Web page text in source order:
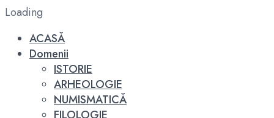
Loading
ACASĂ
Domenii
ISTORIE
ARHEOLOGIE
NUMISMATICĂ